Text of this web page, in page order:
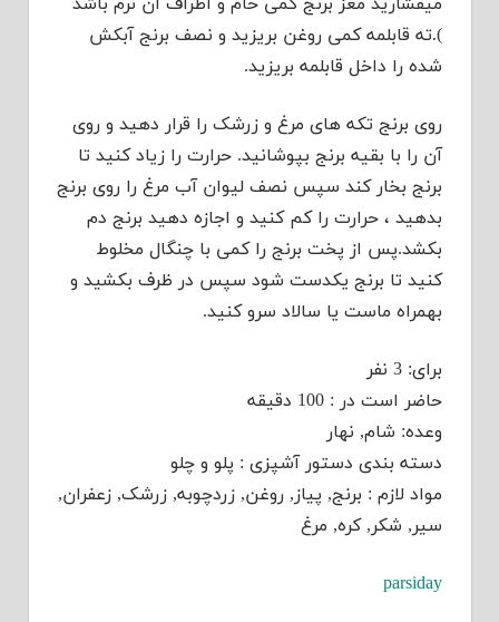
).ته قابلمه کمی روغن بریزید و نصف برنج آبکش
شده را داخل قابلمه بریزید.
روی برنج تکه های مرغ و زرشک را قرار دهید و روی
آن را با بقیه برنج بپوشانید. حرارت را زیاد کنید تا
برنج بخار کند سپس نصف لیوان آب مرغ را روی برنج
بدهید ، حرارت را کم کنید و اجازه دهید برنج دم
بکشد.پس از پخت برنج را کمی با چنگال مخلوط
کنید تا برنج یکدست شود سپس در ظرف بکشید و
بهمراه ماست یا سالاد سرو کنید.
برای: 3 نفر
حاضر است در : 100 دقیقه
وعده: شام, نهار
دسته بندی دستور آشپزی : پلو و چلو
مواد لازم : برنج, پیاز, روغن, زردچوبه, زرشک, زعفران,
سیر, شکر, کره, مرغ
parsiday